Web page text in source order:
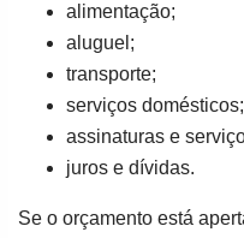
alimentação;
aluguel;
transporte;
serviços domésticos;
assinaturas e
juros e dívidas.
Se o orçamento está